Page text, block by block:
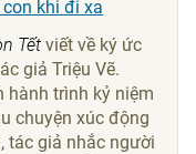
khi đi xa
Tếtviết về ký ức
giả Triệu Vẽ.
hành trình kỷ niệm
chuyện xúc động
tác giả nhắc người